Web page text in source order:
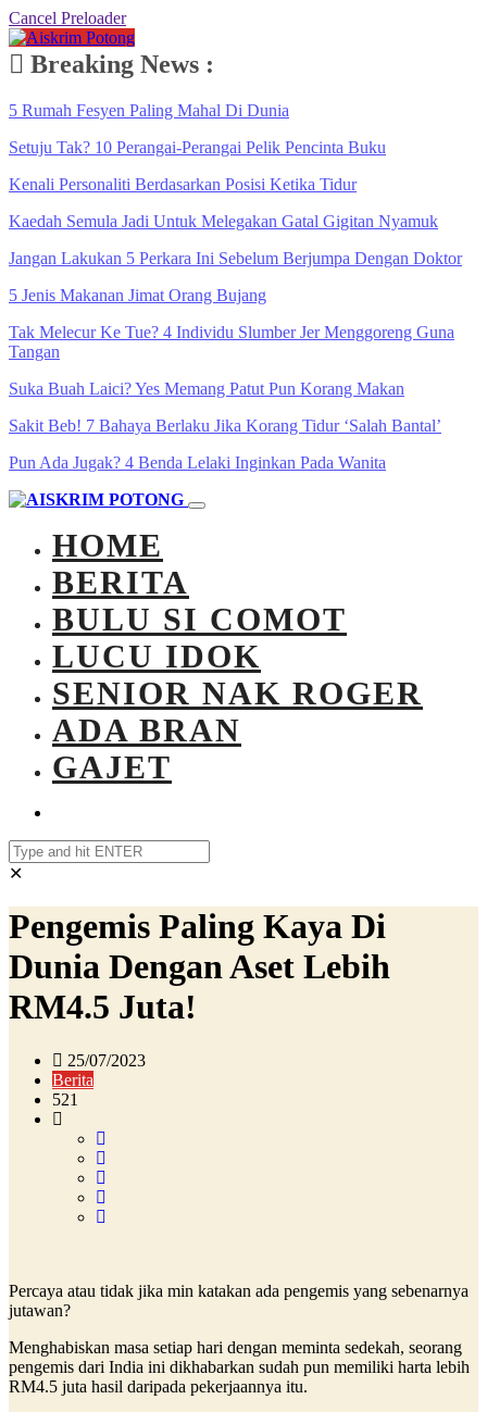
Cancel Preloader
Breaking News :
5 Rumah Fesyen Paling Mahal Di Dunia
Setuju Tak? 10 Perangai-Perangai Pelik Pencinta Buku
Kenali Personaliti Berdasarkan Posisi Ketika Tidur
Kaedah Semula Jadi Untuk Melegakan Gatal Gigitan Nyamuk
Jangan Lakukan 5 Perkara Ini Sebelum Berjumpa Dengan Doktor
5 Jenis Makanan Jimat Orang Bujang
Tak Melecur Ke Tue? 4 Individu Slumber Jer Menggoreng Guna
Tangan
Suka Buah Laici? Yes Memang Patut Pun Korang Makan
Sakit Beb! 7 Bahaya Berlaku Jika Korang Tidur ‘Salah Bantal’
Pun Ada Jugak? 4 Benda Lelaki Inginkan Pada Wanita
HOME
BERITA
BULU SI COMOT
LUCU IDOK
SENIOR NAK ROGER
ADA BRAN
GAJET
✕
Pengemis Paling Kaya Di
Dunia Dengan Aset Lebih
RM4.5 Juta!
25/07/2023
Berita
521
Percaya atau tidak jika min katakan ada pengemis yang sebenarnya
jutawan?
Menghabiskan masa setiap hari dengan meminta sedekah, seorang
pengemis dari India ini dikhabarkan sudah pun memiliki harta lebih
RM4.5 juta hasil daripada pekerjaannya itu.